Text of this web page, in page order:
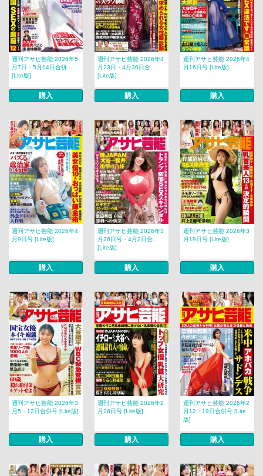
週刊アサヒ芸能 2026年5
月7日・5月14日合併...
[Lite版]
購入
週刊アサヒ芸能 2026年4
月23日・4月30日合...
[Lite版]
購入
週刊アサヒ芸能 2026年4
月16日号 [Lite版]
購入
週刊アサヒ芸能 2026年4
月9日号 [Lite版]
購入
週刊アサヒ芸能 2026年3
月26日号・4月2日合...
[Lite版]
購入
週刊アサヒ芸能 2026年3
月19日号 [Lite版]
購入
週刊アサヒ芸能 2026年3
月5・12日合併号 [Lite版]
購入
週刊アサヒ芸能 2026年2
月26日号 [Lite版]
購入
週刊アサヒ芸能 2026年2
月12・19日合併号 [Lite
版]
購入